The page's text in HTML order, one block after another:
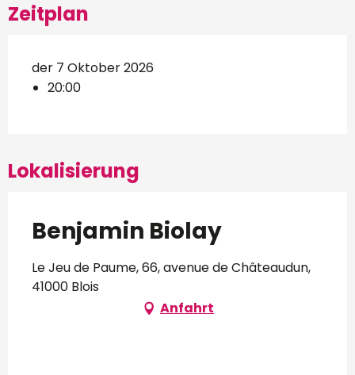
Zeitplan
der 7 Oktober 2026
20:00
Lokalisierung
Benjamin Biolay
Le Jeu de Paume, 66, avenue de Châteaudun,
41000 Blois
Anfahrt